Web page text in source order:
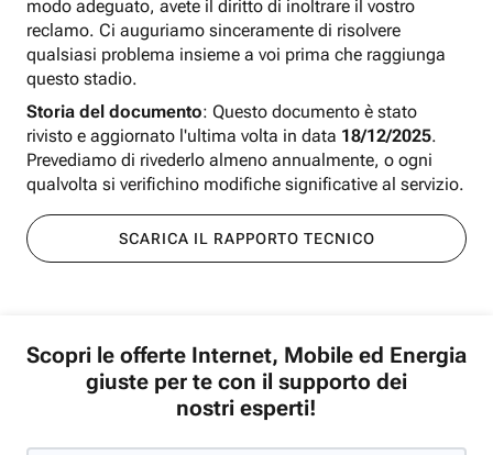
modo adeguato, avete il diritto di inoltrare il vostro
reclamo. Ci auguriamo sinceramente di risolvere
qualsiasi problema insieme a voi prima che raggiunga
questo stadio.
Storia del documento: Questo documento è stato
rivisto e aggiornato l'ultima volta in data 18/12/2025.
Prevediamo di rivederlo almeno annualmente, o ogni
qualvolta si verifichino modifiche significative al servizio.
SCARICA IL RAPPORTO TECNICO
Scopri le offerte Internet, Mobile ed Energia
giuste per te con il supporto dei
nostri esperti!